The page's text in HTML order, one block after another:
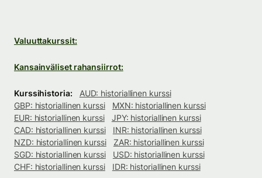
Valuuttakurssit:
Kansainväliset rahansiirrot:
Kurssihistoria:
AUD: historiallinen kurssi
GBP: historiallinen kurssi
MXN: historiallinen kurssi
EUR: historiallinen kurssi
JPY: historiallinen kurssi
CAD: historiallinen kurssi
INR: historiallinen kurssi
NZD: historiallinen kurssi
ZAR: historiallinen kurssi
SGD: historiallinen kurssi
USD: historiallinen kurssi
CHF: historiallinen kurssi
IDR: historiallinen kurssi